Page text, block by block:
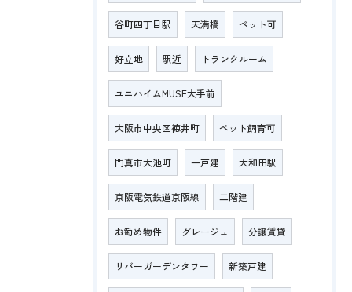
谷町四丁目駅 天満橋 ペット可
好立地 駅近 トランクルーム
ユニハイムMUSE大手前
大阪市中央区徳井町 ペット飼育可
門真市大池町 一戸建 大和田駅
京阪電気鉄道京阪線 二階建
お勧め物件 グレージュ 分譲賃貸
リバーガーデンタワー 新築戸建